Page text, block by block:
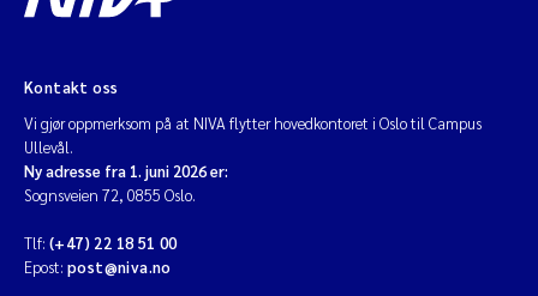
Kontakt oss
Vi gjør oppmerksom på at NIVA flytter hovedkontoret i Oslo til Campus
Ullevål.
Ny adresse fra 1. juni 2026 er:
Sognsveien 72, 0855 Oslo.
Tlf: (+47) 22 18 51 00
Epost: post@niva.no